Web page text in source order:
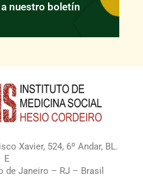
nuestro boletín
Xavier, 524, 6º Andar, BL.
E
de Janeiro – RJ – Brasil